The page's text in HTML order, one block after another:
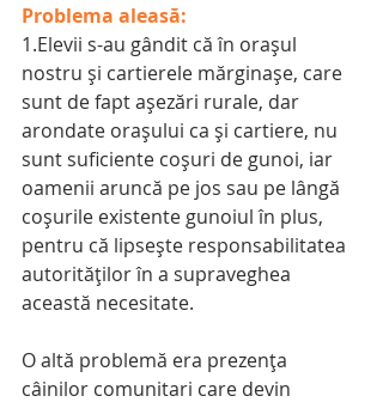
Problema aleasă:
1.Elevii s-au gândit că în oraşul
nostru şi cartierele mărginaşe, care
sunt de fapt aşezări rurale, dar
arondate oraşului ca şi cartiere, nu
sunt suficiente coşuri de gunoi, iar
oamenii aruncă pe jos sau pe lângă
coşurile existente gunoiul în plus,
pentru că lipseşte responsabilitatea
autorităţilor în a supraveghea
această necesitate.
O altă problemă era prezenţa
câinilor comunitari care devin